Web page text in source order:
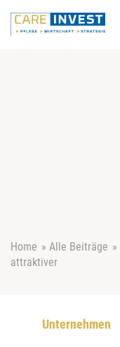
Home » Alle Beiträge »
attraktiver
Unternehmen